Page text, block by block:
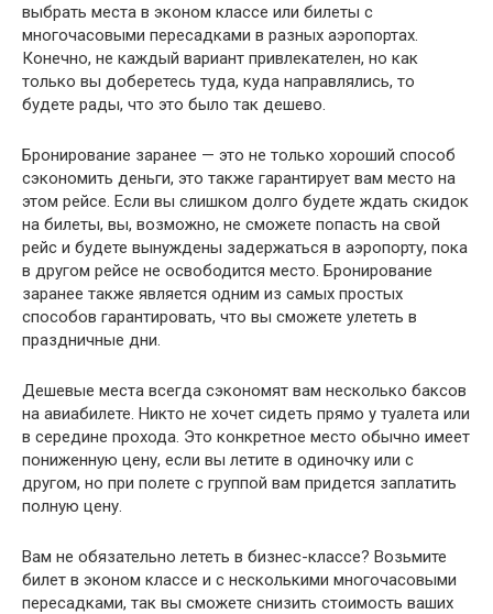
выбрать места в эконом классе или билеты с
многочасовыми пересадками в разных аэропортах.
Конечно, не каждый вариант привлекателен, но как
только вы доберетесь туда, куда направлялись, то
будете рады, что это было так дешево.
Бронирование заранее — это не только хороший способ
сэкономить деньги, это также гарантирует вам место на
этом рейсе. Если вы слишком долго будете ждать скидок
на билеты, вы, возможно, не сможете попасть на свой
рейс и будете вынуждены задержаться в аэропорту, пока
в другом рейсе не освободится место. Бронирование
заранее также является одним из самых простых
способов гарантировать, что вы сможете улететь в
праздничные дни.
Дешевые места всегда сэкономят вам несколько баксов
на авиабилете. Никто не хочет сидеть прямо у туалета или
в середине прохода. Это конкретное место обычно имеет
пониженную цену, если вы летите в одиночку или с
другом, но при полете с группой вам придется заплатить
полную цену.
Вам не обязательно лететь в бизнес-классе? Возьмите
билет в эконом классе и с несколькими многочасовыми
пересадками, так вы сможете снизить стоимость ваших